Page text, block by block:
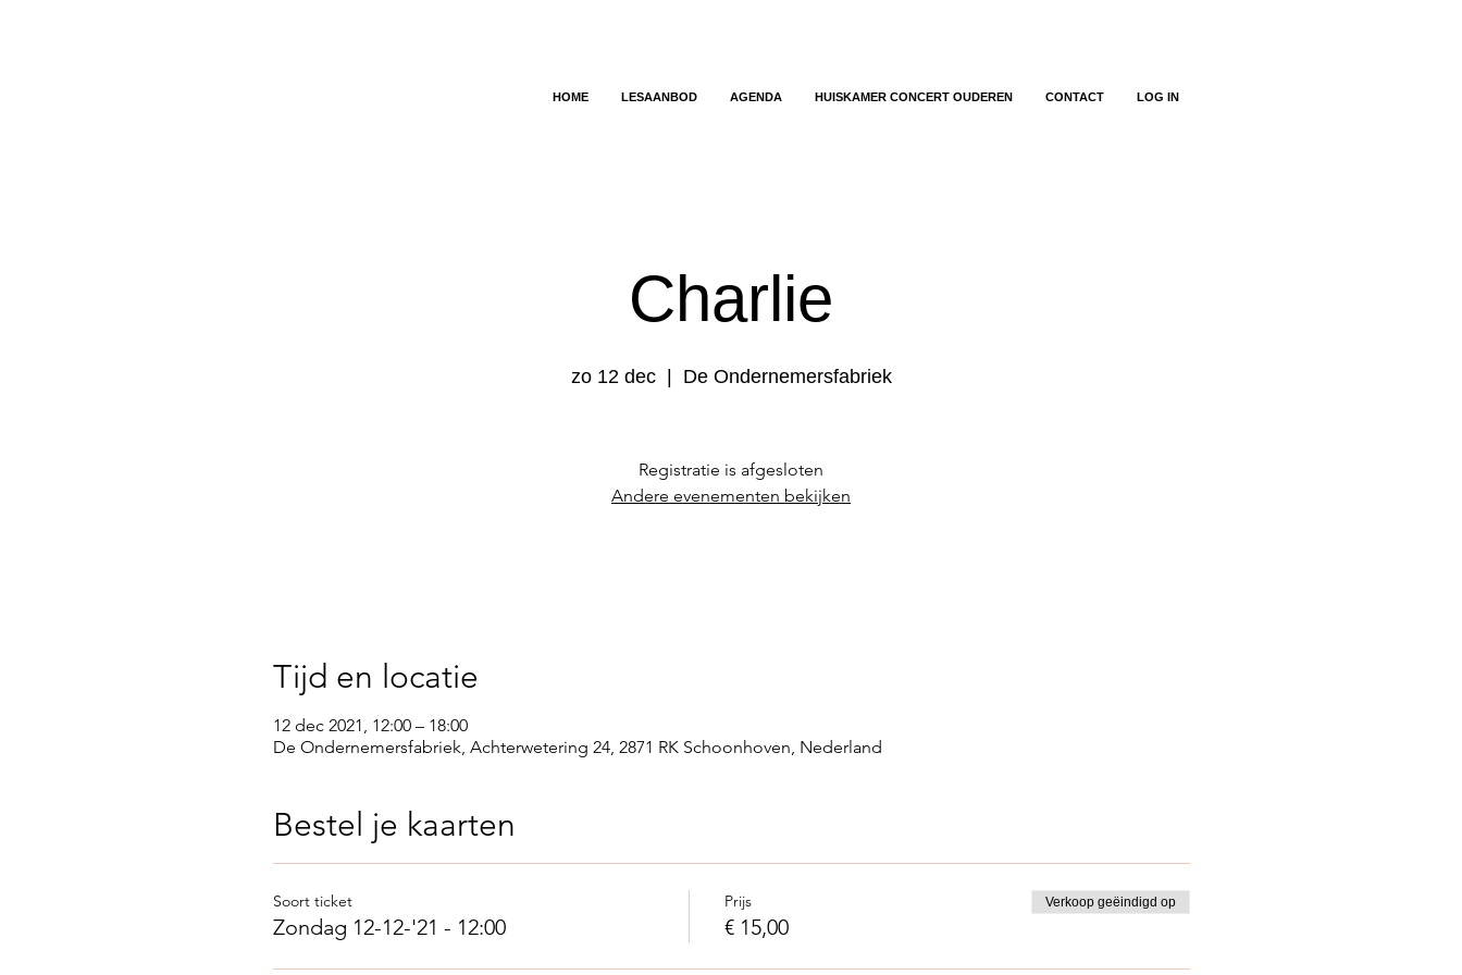
HOME LESAANBOD AGENDA HUISKAMER CONCERT OUDEREN CONTACT LOG IN
Charlie
zo 12 dec
  |
De Ondernemersfabriek
Registratie is afgesloten
Andere evenementen bekijken
Tijd en locatie
12 dec 2021, 12:00 – 18:00
De Ondernemersfabriek, Achterwetering 24, 2871 RK Schoonhoven, Nederland
Bestel je kaarten
Soort ticket
Zondag 12-12-'21 - 12:00
Prijs
€ 15,00
Verkoop geëindigd op